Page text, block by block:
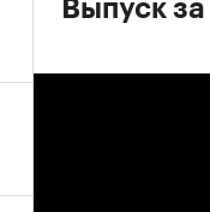
Выпуск